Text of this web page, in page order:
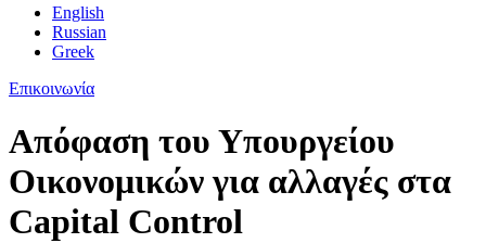
English
Russian
Greek
Επικοινωνία
Απόφαση του Υπουργείου
Οικονομικών για αλλαγές στα
Capital Control